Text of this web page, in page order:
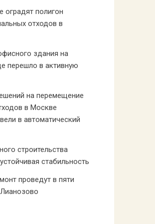
оградят полигон
отходов в
здания на
перешло в активную
на перемещение
в Москве
в автоматический
строительства
стабильность
проведут в пяти